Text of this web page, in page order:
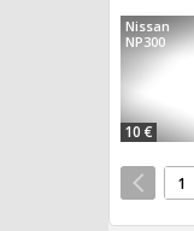
Nissan
NP300
10 €
1